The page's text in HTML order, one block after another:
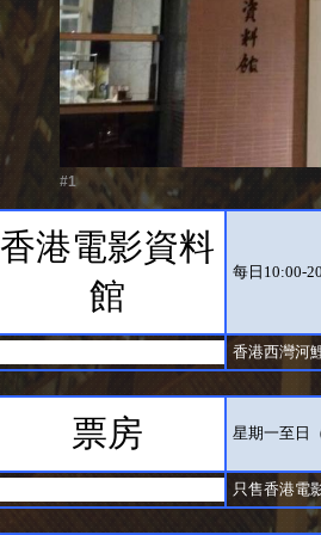
#1
香港電影資料
館
每日10:00-
香港西灣河
票房 星期一至日
只售香港電